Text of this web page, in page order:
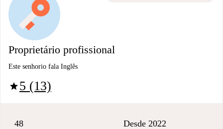
Proprietário profissional
Este senhorio fala Inglês
star5 (13)
48 Desde 2022